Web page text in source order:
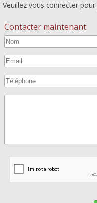
Veuillez vous connecter
Contacter maintenant